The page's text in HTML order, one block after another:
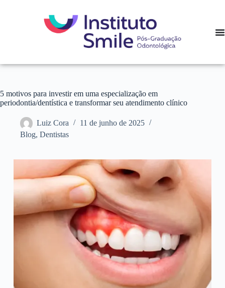
5 motivos para investir em uma especialização em
periodontia/dentística e transformar seu atendimento clínico
Luiz Cora
11 de junho de 2025
Blog, Dentistas